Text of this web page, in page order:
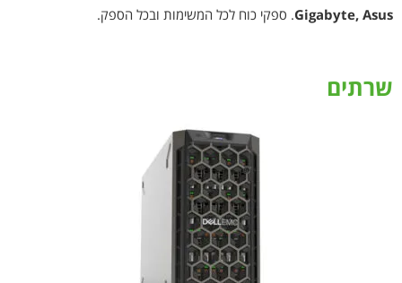
Gigabyte, Asus. ספקי כוח לכל המשימות ובכל הספק.
שרתים